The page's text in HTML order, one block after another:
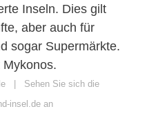
Inseln. Dies gilt
aber auch für
sogar Supermärkte.
| Sehen Sie sich die
insel.de an